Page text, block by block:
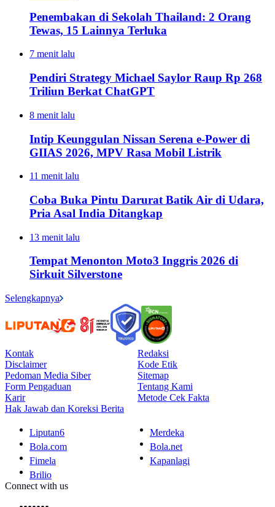
Penembakan di Sekolah Thailand: 2 Orang
Tewas, 15 Lainnya Terluka
7 menit lalu
Pendiri Strategy Michael Saylor Raup Rp 268
Triliun Berkat ChatGPT
8 menit lalu
Intip Keunggulan Nissan Serena e-Power di
GIIAS 2026, MPV Rasa Mobil Listrik
11 menit lalu
Coba Buka Pintu Darurat Batik Air di Udara,
Pria Asal India Ditangkap
13 menit lalu
Tempat Menonton Moto3 Inggris 2026 di
Sirkuit Silverstone
Selengkapnya
Kontak
Redaksi
Disclaimer
Kode Etik
Pedoman Media Siber
Sitemap
Form Pengaduan
Tentang Kami
Karir
Metode Cek Fakta
Hak Jawab dan Koreksi Berita
Liputan6
Merdeka
Bola.com
Bola.net
Fimela
Kapanlagi
Brilio
Connect with us